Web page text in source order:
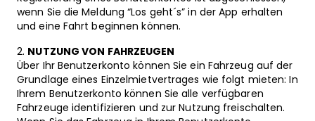
wenn Sie die Meldung “Los geht´s” in der App erhalten
und eine Fahrt beginnen können.
NUTZUNG VON FAHRZEUGEN
Über Ihr Benutzerkonto können Sie ein Fahrzeug auf der
Grundlage eines Einzelmietvertrages wie folgt mieten: In
Ihrem Benutzerkonto können Sie alle verfügbaren
Fahrzeuge identifizieren und zur Nutzung freischalten.